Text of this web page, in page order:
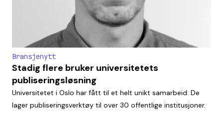
Bransjenytt
Stadig flere bruker universitetets
publiseringsløsning
Universitetet i Oslo har fått til et helt unikt samarbeid: De
lager publiseringsverktøy til over 30 offentlige institusjoner.